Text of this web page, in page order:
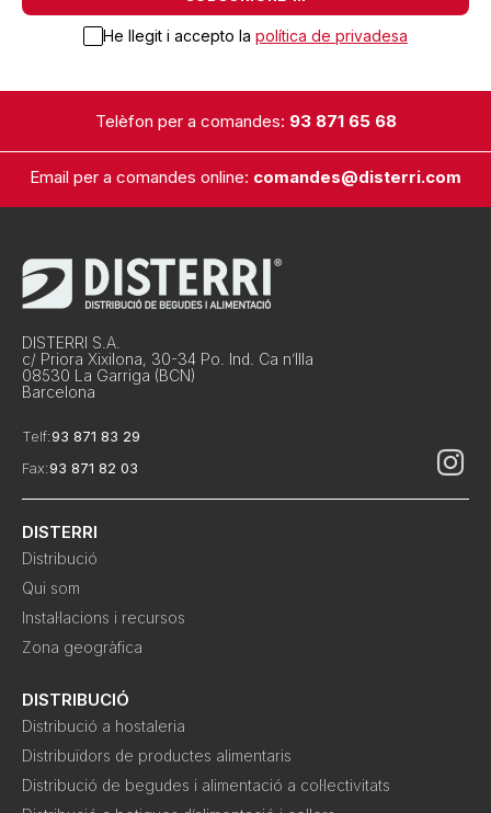
He llegit i accepto la política de privadesa
Telèfon per a comandes: 93 871 65 68
Email per a comandes online: comandes@disterri.com
DISTERRI S.A.
c/ Priora Xixilona, 30-34 Po. Ind. Ca n’Illa
08530 La Garriga (BCN)
Barcelona
Telf:93 871 83 29
Fax:93 871 82 03
DISTERRI
Distribució
Qui som
Instal·lacions i recursos
Zona geogràfica
DISTRIBUCIÓ
Distribució a hostaleria
Distribuïdors de productes alimentaris
Distribució de begudes i alimentació a col·lectivitats